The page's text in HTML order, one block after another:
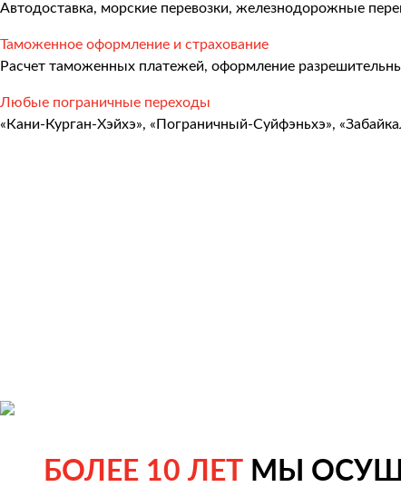
Морские и речные перевозки
Мультимодальные перевозки
Автодоставка, морские перевозки, железнодорожные
Таможенное оформление и страхование
Расчет таможенных платежей, оформление
Любые пограничные переходы
«Кани-Курган-Хэйхэ», «Пограничный-Суйфэньхэ»,
БОЛЕЕ 10 ЛЕТ МЫ